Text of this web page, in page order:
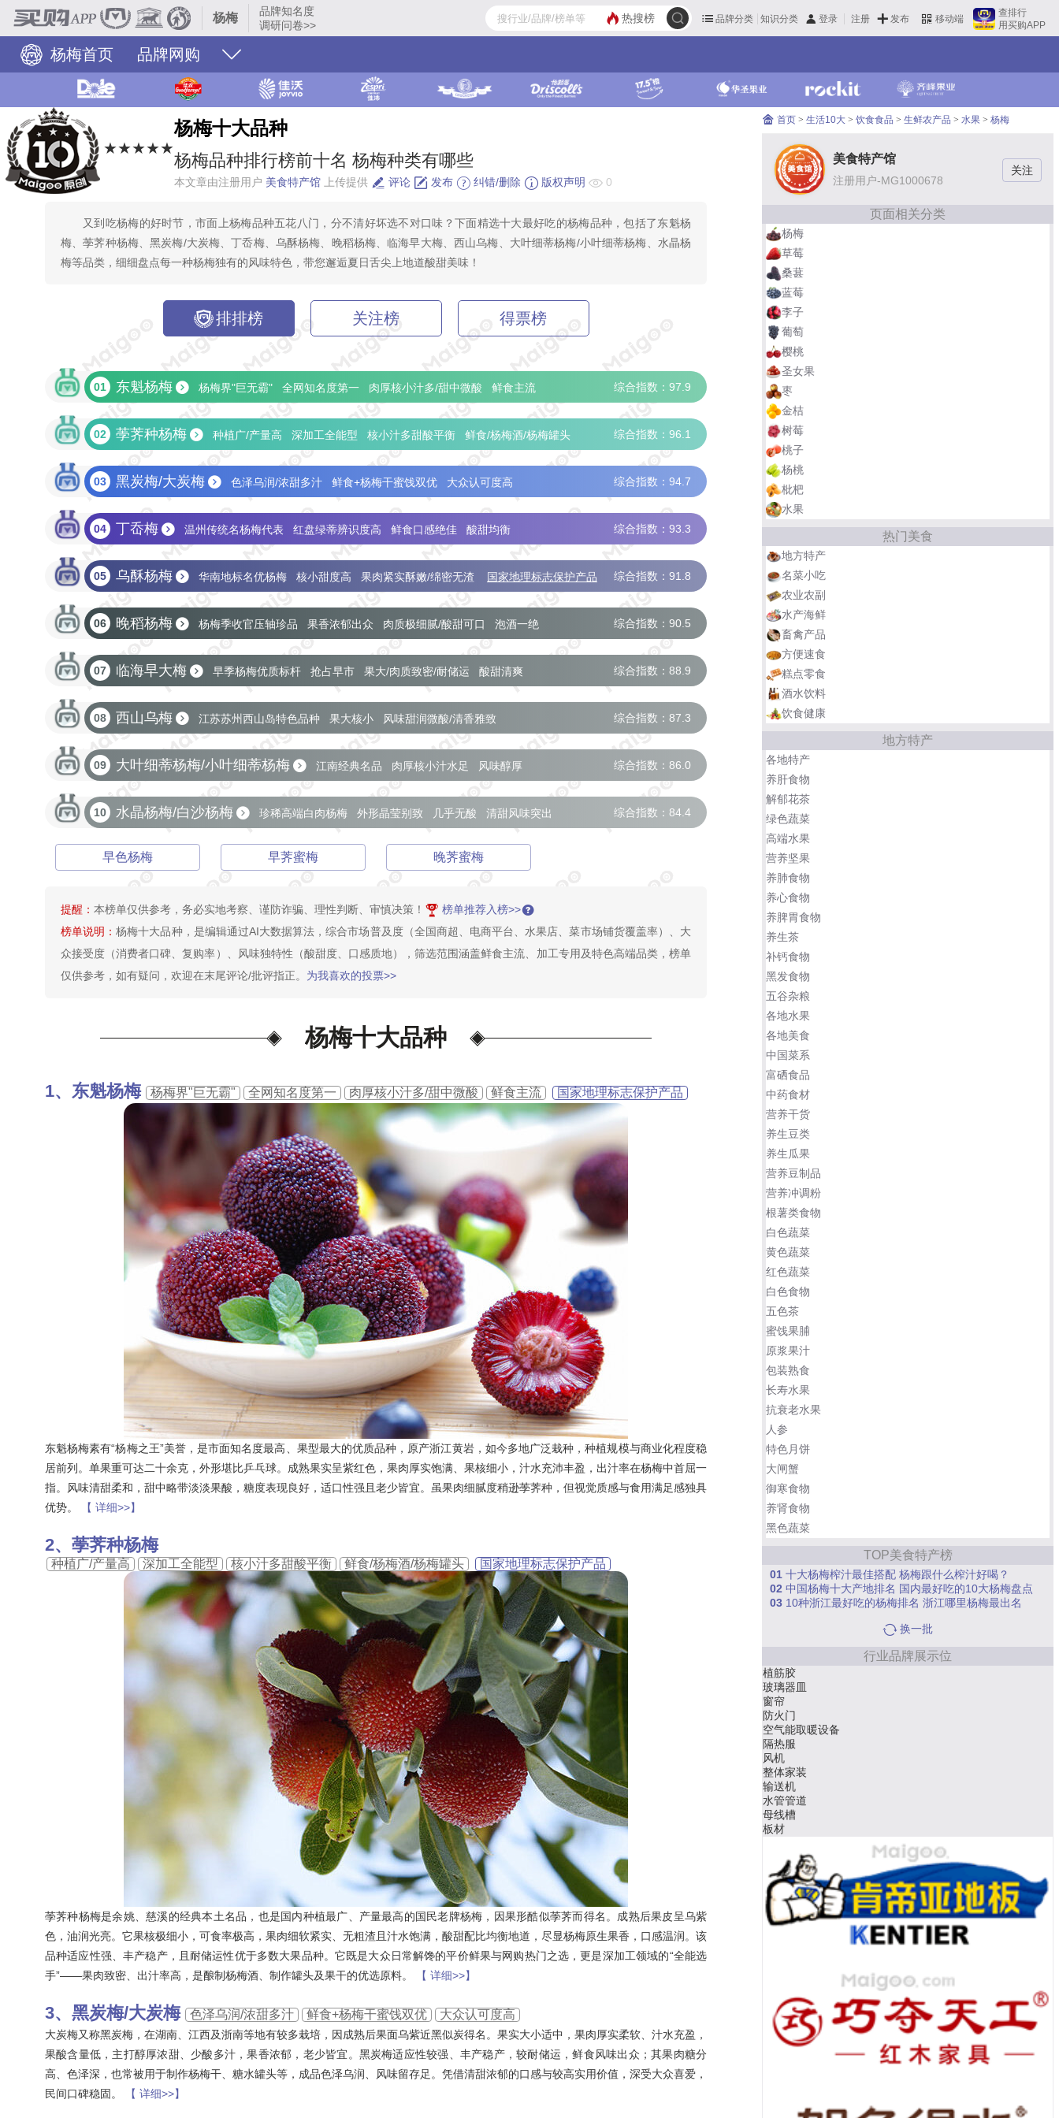
杨梅
品牌知名度
调研问卷>>
品牌分类 知识分类 登录 注册 发布 移动端
查排行
用买购APP
热搜榜
杨梅首页 品牌网购
★★★★★
杨梅十大品种
杨梅品种排行榜前十名 杨梅种类有哪些
本文章由注册用户 美食特产馆 上传提供 评论 发布 纠错/删除 版权声明 0
又到吃杨梅的好时节，市面上杨梅品种五花八门，分不清好坏选不对口味？下面精选十大最好吃的杨梅品种，包括了东魁杨
梅、荸荠种杨梅、黑炭梅/大炭梅、丁岙梅、乌酥杨梅、晚稻杨梅、临海早大梅、西山乌梅、大叶细蒂杨梅/小叶细蒂杨梅、水晶杨
梅等品类，细细盘点每一种杨梅独有的风味特色，带您邂逅夏日舌尖上地道酸甜美味！
排排榜 关注榜 得票榜
01 东魁杨梅 杨梅界"巨无霸" 全网知名度第一 肉厚核小汁多/甜中微酸 鲜食主流
国家地理标志保护产品
综合指数：97.9
02 荸荠种杨梅 种植广/产量高 深加工全能型 核小汁多甜酸平衡 鲜食/杨梅酒/杨梅罐头
国家地理标志保护产品
综合指数：96.1
03 黑炭梅/大炭梅 色泽乌润/浓甜多汁 鲜食+杨梅干蜜饯双优 大众认可度高 综合指数：94.7
04 丁岙梅 温州传统名杨梅代表 红盘绿蒂辨识度高 鲜食口感绝佳 酸甜均衡
国家地理标志保护产品
综合指数：93.3
05 乌酥杨梅 华南地标名优杨梅 核小甜度高 果肉紧实酥嫩/绵密无渣 国家地理标志保护产品 综合指数：91.8
06 晚稻杨梅 杨梅季收官压轴珍品 果香浓郁出众 肉质极细腻/酸甜可口 泡酒一绝 综合指数：90.5
07 临海早大梅 早季杨梅优质标杆 抢占早市 果大/肉质致密/耐储运 酸甜清爽
国家地理标志保护产品
综合指数：88.9
08 西山乌梅 江苏苏州西山岛特色品种 果大核小 风味甜润微酸/清香雅致 综合指数：87.3
09 大叶细蒂杨梅/小叶细蒂杨梅 江南经典名品 肉厚核小汁水足 风味醇厚
宜鲜食及苏式蜜饯
综合指数：86.0
10 水晶杨梅/白沙杨梅 珍稀高端白肉杨梅 外形晶莹别致 几乎无酸 清甜风味突出 综合指数：84.4
早色杨梅 早荠蜜梅 晚荠蜜梅
荸荠种杨梅
02 乌酥杨梅
东魁杨梅
05 晚稻杨梅
06 临海早大梅
水晶杨梅/白沙杨梅
08 大叶细蒂杨梅/小叶细蒂杨梅
09 黑炭梅/大炭梅
10 早色杨梅
西山乌梅
提醒： 本榜单仅供参考，务必实地考察、谨防诈骗、理性判断、审慎决策！
榜单推荐入榜>>
榜单说明：杨梅十大品种，是编辑通过AI大数据算法，综合市场普及度（全国商超、电商平台、水果店、菜市场铺货覆盖率）、大
众接受度（消费者口碑、复购率）、风味独特性（酸甜度、口感质地），筛选范围涵盖鲜食主流、加工专用及特色高端品类，榜单
仅供参考，如有疑问，欢迎在末尾评论/批评指正。 为我喜欢的投票>>
杨梅十大品种
东魁杨梅 杨梅界"巨无霸" 全网知名度第一 肉厚核小汁多/甜中微酸 鲜食主流 国家地理标志保护产品
东魁杨梅素有“杨梅之王”美誉，是市面知名度最高、果型最大的优质品种，原产浙江黄岩，如今多地广泛栽种，种植规模与商业化程度稳
居前列。单果重可达二十余克，外形堪比乒乓球。成熟果实呈紫红色，果肉厚实饱满、果核细小，汁水充沛丰盈，出汁率在杨梅中首屈一
指。风味清甜柔和，甜中略带淡淡果酸，糖度表现良好，适口性强且老少皆宜。虽果肉细腻度稍逊荸荠种，但视觉质感与食用满足感独具
优势。
【 详细>>】
荸荠种杨梅
种植广/产量高 深加工全能型 核小汁多甜酸平衡 鲜食/杨梅酒/杨梅罐头 国家地理标志保护产品
荸荠种杨梅是余姚、慈溪的经典本土名品，也是国内种植最广、产量最高的国民老牌杨梅，因果形酷似荸荠而得名。成熟后果皮呈乌紫
色，油润光亮。它果核极细小，可食率极高，果肉细软紧实、无粗渣且汁水饱满，酸甜配比均衡地道，尽显杨梅原生果香，口感温润。该
品种适应性强、丰产稳产，且耐储运性优于多数大果品种。它既是大众日常解馋的平价鲜果与网购热门之选，更是深加工领域的“全能选
手”——果肉致密、出汁率高，是酿制杨梅酒、制作罐头及果干的优选原料。
【 详细>>】
黑炭梅/大炭梅 色泽乌润/浓甜多汁 鲜食+杨梅干蜜饯双优 大众认可度高
大炭梅又称黑炭梅，在湖南、江西及浙南等地有较多栽培，因成熟后果面乌紫近黑似炭得名。果实大小适中，果肉厚实柔软、汁水充盈，
果酸含量低，主打醇厚浓甜、少酸多汁，果香浓郁，老少皆宜。黑炭梅适应性较强、丰产稳产，较耐储运，鲜食风味出众；其果肉糖分
高、色泽深，也常被用于制作杨梅干、糖水罐头等，成品色泽乌润、风味留存足。凭借清甜浓郁的口感与较高实用价值，深受大众喜爱，
民间口碑稳固。
【 详细>>】
首页 > 生活10大 > 饮食食品 > 生鲜农产品 > 水果 > 杨梅
美食特产馆
注册用户-MG1000678
页面相关分类
杨梅
草莓
桑葚
蓝莓
李子
葡萄
樱桃
圣女果
枣
金桔
树莓
桃子
杨桃
枇杷
水果
热门美食
地方特产
名菜小吃
农业农副
水产海鲜
畜禽产品
方便速食
糕点零食
酒水饮料
饮食健康
地方特产
各地特产
养肝食物
解郁花茶
绿色蔬菜
高端水果
营养坚果
养肺食物
养心食物
养脾胃食物
养生茶
补钙食物
黑发食物
五谷杂粮
各地水果
各地美食
中国菜系
富硒食品
中药食材
营养干货
养生豆类
养生瓜果
营养豆制品
营养冲调粉
根薯类食物
白色蔬菜
黄色蔬菜
红色蔬菜
白色食物
五色茶
蜜饯果脯
原浆果汁
包装熟食
长寿水果
抗衰老水果
人参
特色月饼
大闸蟹
御寒食物
养肾食物
黑色蔬菜
TOP美食特产榜
01 十大杨梅榨汁最佳搭配 杨梅跟什么榨汁好喝？
02 中国杨梅十大产地排名 国内最好吃的10大杨梅盘点
03 10种浙江最好吃的杨梅排名 浙江哪里杨梅最出名
换一批
行业品牌展示位
植筋胶
玻璃器皿
窗帘
防火门
空气能取暖设备
隔热服
风机
整体家装
输送机
水管管道
母线槽
板材